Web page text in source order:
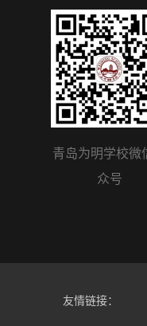
青岛为明学校微
众号
友情链接：